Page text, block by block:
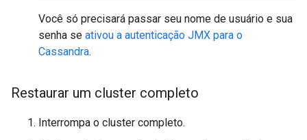
Você só precisará passar seu nome de usuário e sua
senha se ativou a autenticação JMX para o
Cassandra.
Restaurar um cluster completo
Interrompa o cluster completo.